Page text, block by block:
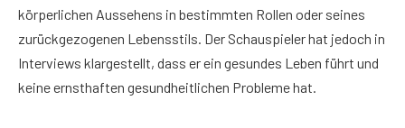
körperlichen Aussehens in bestimmten Rollen oder seines
zurückgezogenen Lebensstils. Der Schauspieler hat jedoch in
Interviews klargestellt, dass er ein gesundes Leben führt und
keine ernsthaften gesundheitlichen Probleme hat.